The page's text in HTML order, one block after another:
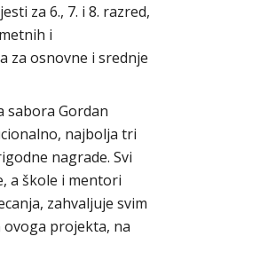
za 6., 7. i 8. razred,
i
za osnovne i srednje
sabora Gordan
najbolja tri
nagrade. Svi
a škole i mentori
zahvaljuje svim
projekta, na